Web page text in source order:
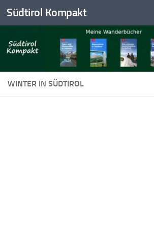
Skip to content
Südtirol Kompakt
WINTER IN SÜDTIROL